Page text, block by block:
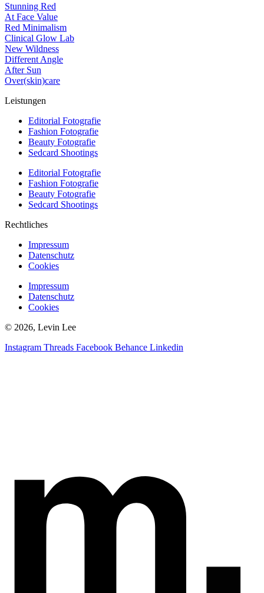
Stunning Red
At Face Value
Red Minimalism
Clinical Glow Lab
New Wildness
Different Angle
After Sun
Over(skin)care
Leistungen
Editorial Fotografie
Fashion Fotografie
Beauty Fotografie
Sedcard Shootings
Editorial Fotografie
Fashion Fotografie
Beauty Fotografie
Sedcard Shootings
Rechtliches
Impressum
Datenschutz
Cookies
Impressum
Datenschutz
Cookies
© 2026, Levin Lee
Instagram Threads Facebook Behance Linkedin